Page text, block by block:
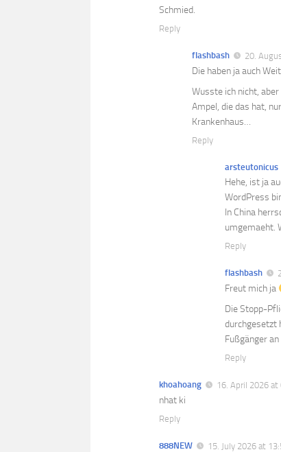
Schmied.
Reply
flashbash 20.
Die haben ja auch
Wusste ich nicht,
Ampel, die das hat,
Krankenhaus…
Reply
arsteutonicus
Hehe, ist ja
WordPress
In China
umgemaeht.
Reply
flashbash
Freut mich ja
Die Stopp-
durchgesetzt
Fußgänger
Reply
khoahoang 16. April 2026 at
nhat ki
Reply
888NEW 15. July 2026 at